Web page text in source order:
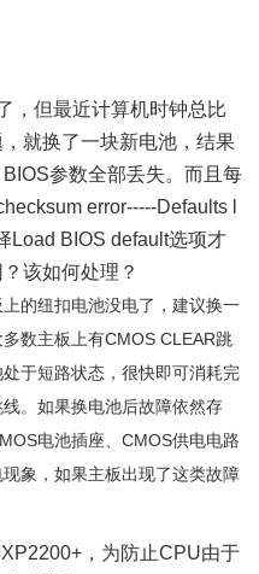
，但最近计算机时钟总比
就换了一块新电池，结果
参数全部丢失。而且每
error-----Defaults l
Load BIOS default选项才
该如何处理？
的纽扣电池没电了，建议换一
数主板上有CMOS CLEAR跳
处于短路状态，很快即可消耗完
。如果换电池后故障依然存
电池插座、 CMOS供电电路
象，如果主板出现了这类故障
，为防止CPU由于